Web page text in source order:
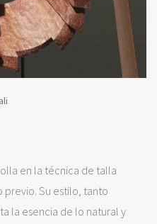
en la técnica de talla
Su estilo, tanto
la esencia de lo natural y